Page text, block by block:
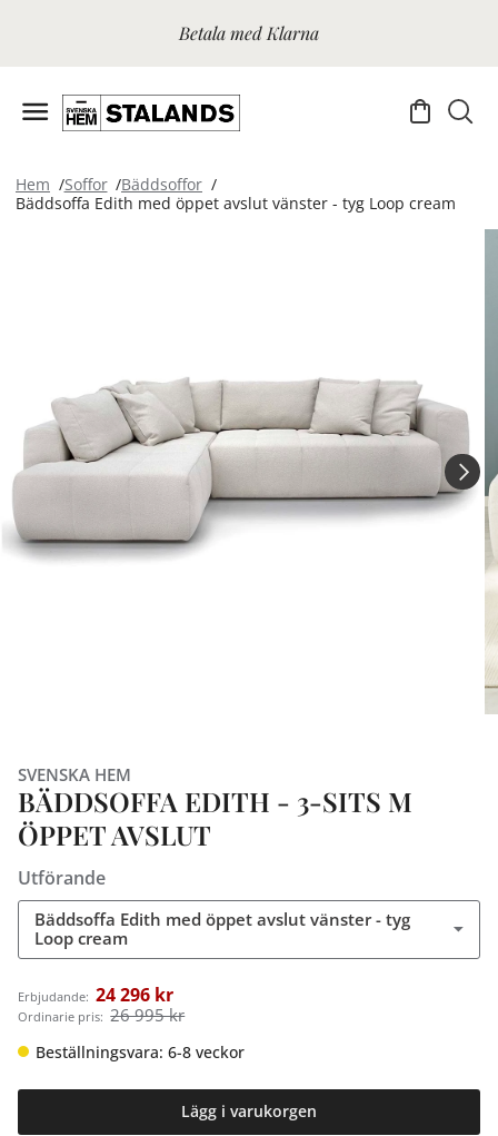
Betala med Klarna
Hem Soffor
Bäddsoffor
Bäddsoffa Edith med öppet avslut vänster - tyg Loop cream
SVENSKA HEM
BÄDDSOFFA EDITH - 3-SITS M
ÖPPET AVSLUT
Utförande
Bäddsoffa Edith med öppet avslut vänster - tyg
Loop cream
Erbjudande: 24 296 kr
Ordinarie pris: 26 995 kr
Beställningsvara: 6-8 veckor
Lägg i varukorgen